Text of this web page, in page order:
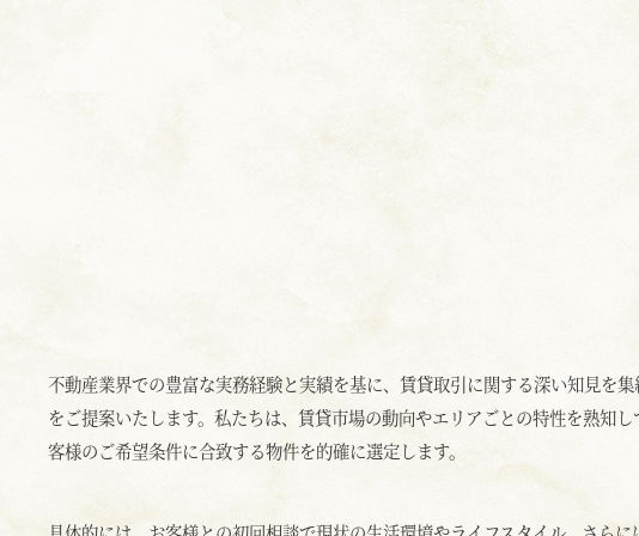
不動産業界での豊富な実務経験と実績を基に、賃貸取引に関する深い知見を
をご提案いたします。私たちは、賃貸市場の動向やエリアごとの特性を熟知
客様のご希望条件に合致する物件を的確に選定します。